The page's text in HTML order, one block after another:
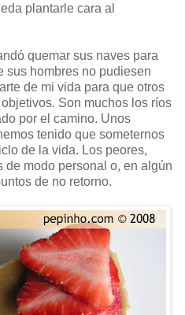
plantarle cara al
quemar sus naves para
sus hombres no pudiesen
de mi vida para que otros
Son muchos los ríos
por el camino. Unos
tenido que someternos
de la vida. Los peores,
modo personal o, en algún
de no retorno.